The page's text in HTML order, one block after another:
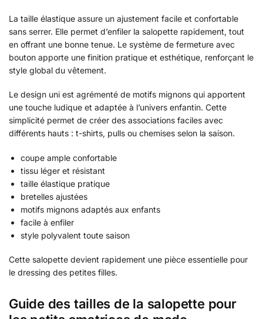
La taille élastique assure un ajustement facile et confortable
sans serrer. Elle permet d’enfiler la salopette rapidement, tout
en offrant une bonne tenue. Le système de fermeture avec
bouton apporte une finition pratique et esthétique, renforçant le
style global du vêtement.
Le design uni est agrémenté de motifs mignons qui apportent
une touche ludique et adaptée à l’univers enfantin. Cette
simplicité permet de créer des associations faciles avec
différents hauts : t-shirts, pulls ou chemises selon la saison.
coupe ample confortable
tissu léger et résistant
taille élastique pratique
bretelles ajustées
motifs mignons adaptés aux enfants
facile à enfiler
style polyvalent toute saison
Cette salopette devient rapidement une pièce essentielle pour
le dressing des petites filles.
Guide des tailles de la salopette pour